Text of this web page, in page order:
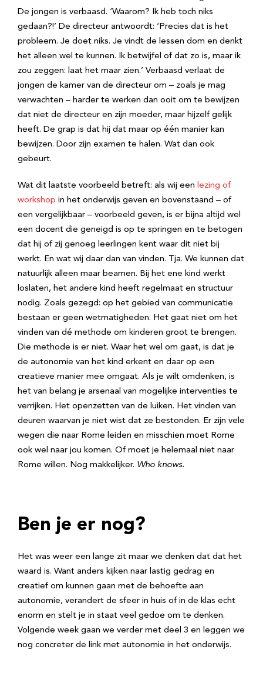
De jongen is verbaasd. ‘Waarom? Ik heb toch niks
gedaan?!’ De directeur antwoordt: ‘Precies dat is het
probleem. Je doet niks. Je vindt de lessen dom en denkt
het alleen wel te kunnen. Ik betwijfel of dat zo is, maar ik
zou zeggen: laat het maar zien.’ Verbaasd verlaat de
jongen de kamer van de directeur om – zoals je mag
verwachten – harder te werken dan ooit om te bewijzen
dat niet de directeur en zijn moeder, maar hijzelf gelijk
heeft. De grap is dat hij dat maar op één manier kan
bewijzen. Door zijn examen te halen. Wat dan ook
gebeurt.
Wat dit laatste voorbeeld betreft: als wij een lezing of
workshop in het onderwijs geven en bovenstaand – of
een vergelijkbaar – voorbeeld geven, is er bijna altijd wel
een docent die geneigd is op te springen en te betogen
dat hij of zij genoeg leerlingen kent waar dit niet bij
werkt. En wat wij daar dan van vinden. Tja. We kunnen dat
natuurlijk alleen maar beamen. Bij het ene kind werkt
loslaten, het andere kind heeft regelmaat en structuur
nodig. Zoals gezegd: op het gebied van communicatie
bestaan er geen wetmatigheden. Het gaat niet om het
vinden van dé methode om kinderen groot te brengen.
Die methode is er niet. Waar het wel om gaat, is dat je
de autonomie van het kind erkent en daar op een
creatieve manier mee omgaat. Als je wilt omdenken, is
het van belang je arsenaal van mogelijke interventies te
verrijken. Het openzetten van de luiken. Het vinden van
deuren waarvan je niet wist dat ze bestonden. Er zijn vele
wegen die naar Rome leiden en misschien moet Rome
ook wel naar jou komen. Of moet je helemaal niet naar
Rome willen. Nog makkelijker. Who knows.
Ben je er nog?
Het was weer een lange zit maar we denken dat dat het
waard is. Want anders kijken naar lastig gedrag en
creatief om kunnen gaan met de behoefte aan
autonomie, verandert de sfeer in huis of in de klas echt
enorm en stelt je in staat veel gedoe om te denken.
Volgende week gaan we verder met deel 3 en leggen we
nog concreter de link met autonomie in het onderwijs.